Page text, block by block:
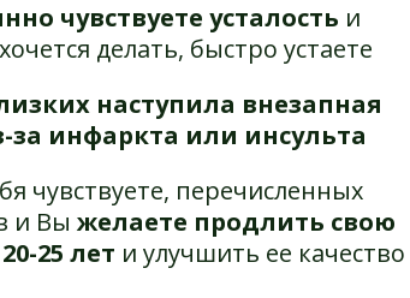
чувствуете усталость и
делать, быстро устаете
наступила внезапная
за инфаркта или инсульта
чувствуете, перечисленных
и Вы желаете продлить свою
25 лет и улучшить ее качество